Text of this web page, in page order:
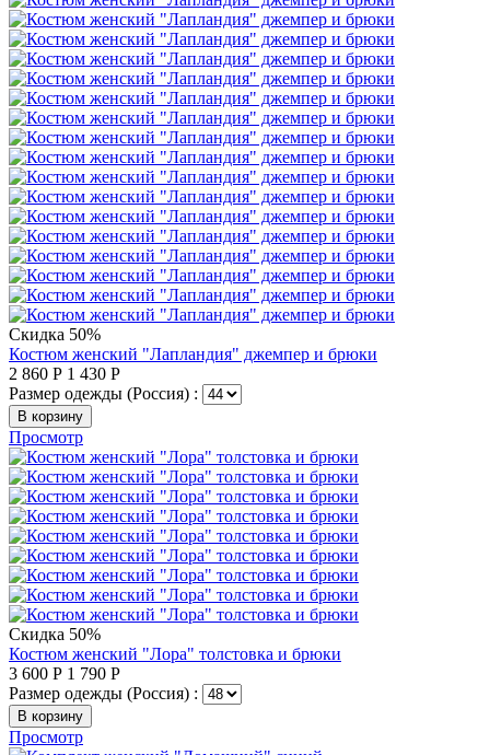
Скидка 50%
Костюм женский "Лапландия" джемпер и брюки
2 860 Р 1 430 Р
Размер одежды (Россия) :
В корзину
Просмотр
Скидка 50%
Костюм женский "Лора" толстовка и брюки
3 600 Р 1 790 Р
Размер одежды (Россия) :
В корзину
Просмотр